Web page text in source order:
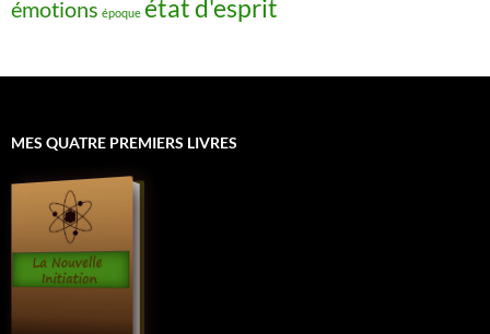
émotions époque état d'esprit
MES QUATRE PREMIERS LIVRES